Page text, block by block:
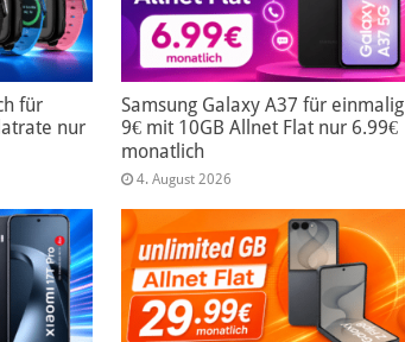
für
nur
Samsung Galaxy A37 für einmalig
9€ mit 10GB Allnet Flat nur 6.99€
monatlich
4. August 2026